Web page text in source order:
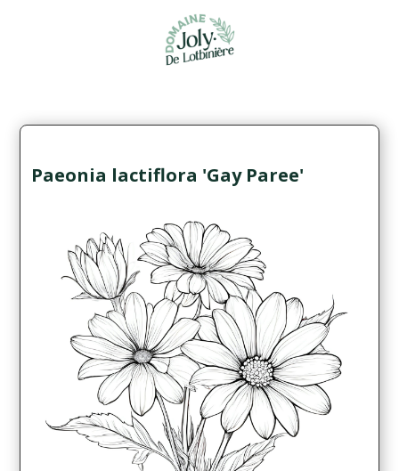
Paeonia lactiflora 'Gay Paree'